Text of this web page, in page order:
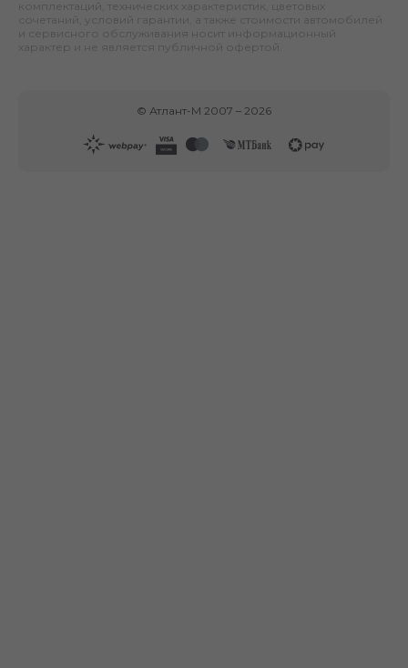
комплектаций, технических характеристик, цветовых
сочетаний, условий гарантии, а также стоимости автомобилей
и сервисного обслуживания носит информационный
характер и не является публичной офертой.
© Атлант-М 2007 – 2026